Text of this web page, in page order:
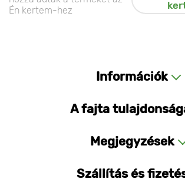
Én kertem-hez
Információk
A fajta
Megjegyzések
Szállítás és